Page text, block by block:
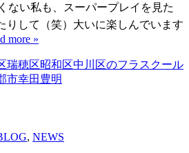
ない私も、スーパープレイを見た
りして（笑）大いに楽しんでいます
more »
, NEWS